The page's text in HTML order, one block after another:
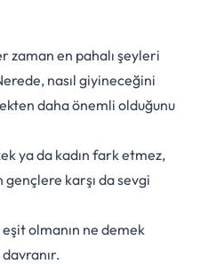
zaman en pahalı şeyleri
nasıl giyineceğini
daha önemli olduğunu
ya da kadın fark etmez,
gençlere karşı da sevgi
olmanın ne demek